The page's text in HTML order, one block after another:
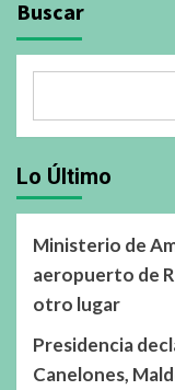
Buscar
Lo Último
Ministerio de
aeropuerto de
otro lugar
Presidencia
Canelones,